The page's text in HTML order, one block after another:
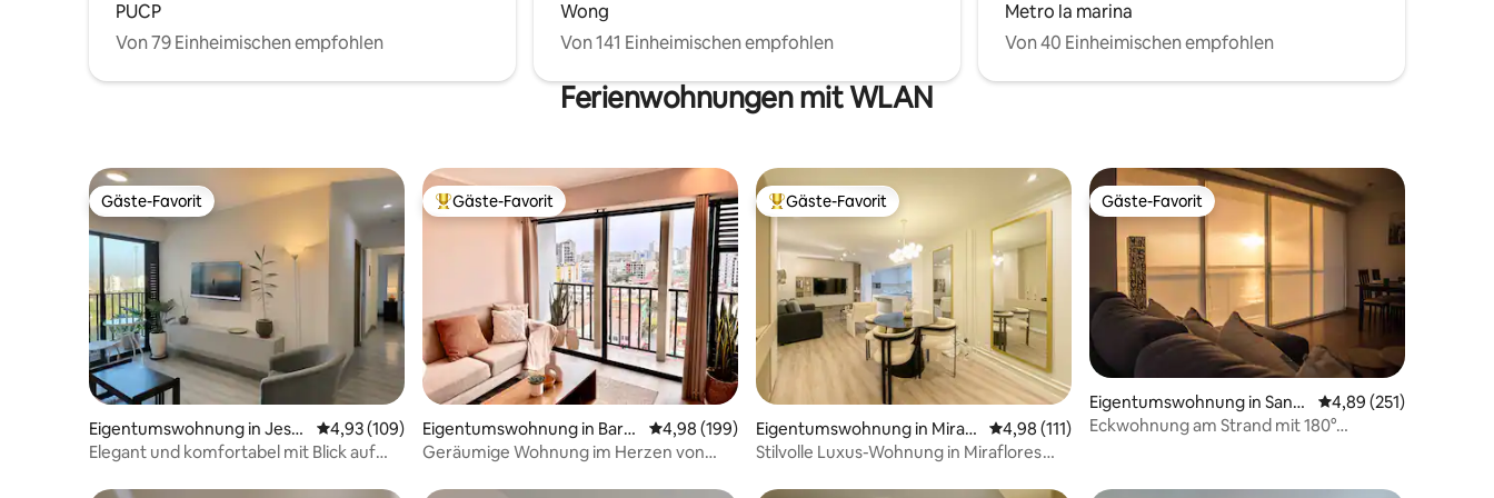
PUCP
Von 79 Einheimischen empfohlen
Wong
Von 141 Einheimischen empfohlen
Metro la marina
Von 40 Einheimischen empfohlen
Ferienwohnungen mit WLAN
Gäste-Favorit
Gäste-Favorit
Eigentumswohnung in Jesú
s María
Durchschnittliche Bewertung: 4,93 von 5, 109 Bewertungen
4,93 (109)
Elegant und komfortabel mit Blick auf
Beliebter Gäste-Favorit.
Gäste-Favorit
Eigentumswohnung in Barra
nco
Durchschnittliche Bewertung: 4,98 von 5, 199 Bewertungen
4,98 (199)
Geräumige Wohnung im Herzen von
Beliebter Gäste-Favorit.
Gäste-Favorit
Eigentumswohnung in Mirafl
ores
Durchschnittliche Bewertung: 4,98 von 5, 111 Bewertungen
4,98 (111)
Stilvolle Luxus-Wohnung in Miraflores
Gäste-Favorit
Gäste-Favorit
Eigentumswohnung in San
Miguel
Durchschnittliche
4,89 (251)
Eckwohnung am Strand mit 180°